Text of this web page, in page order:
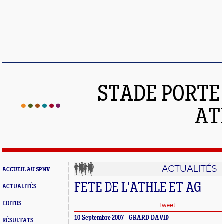
STADE
ACCUEIL AU SPNV
ACTUALITÉS
EDITOS
RÉSULTATS
ACTUALITÉS
FETE DE L'ATHLE ET AG
Tweet
10 Septembre 2007 - GRARD DAVID